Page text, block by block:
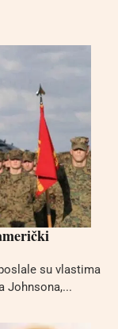
su vlastima
Johnsona,...